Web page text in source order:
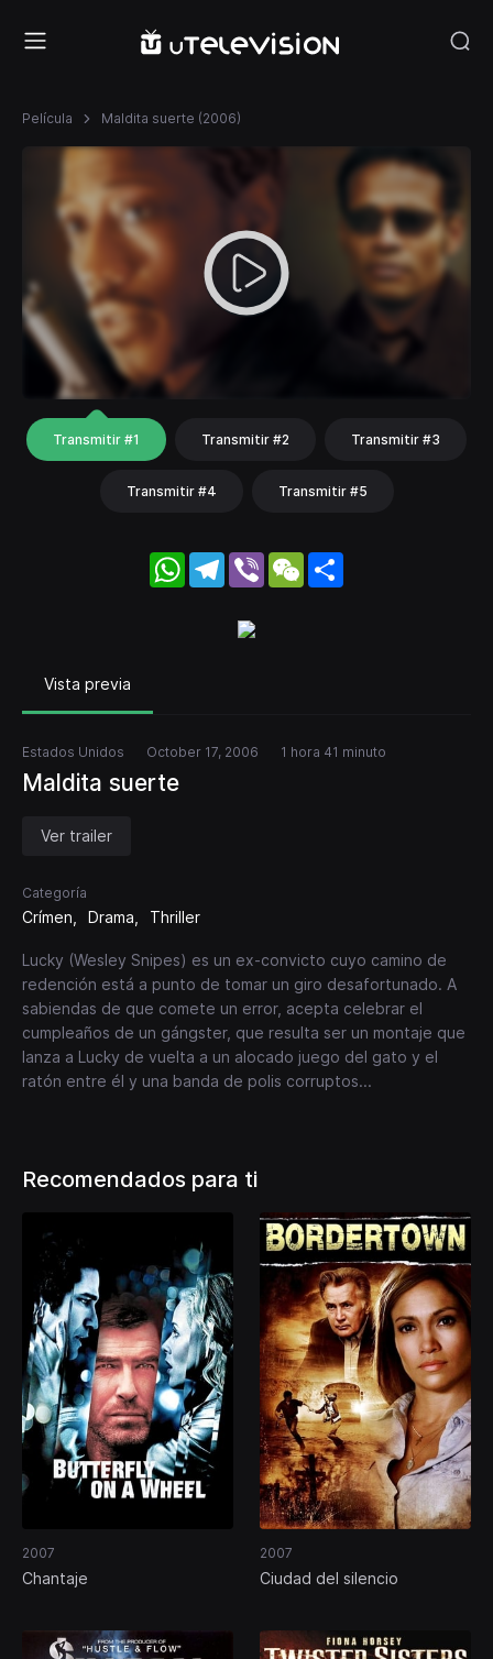
Película Maldita suerte (2006)
Transmitir #1 Transmitir #2 Transmitir #3
Transmitir #4 Transmitir #5
WhatsApp
Telegram
Viber WeChat
Vista previa
Estados Unidos October 17, 2006 1 hora 41 minuto
Maldita suerte
Ver trailer
Categoría
Crímen Drama Thriller
Lucky (Wesley Snipes) es un ex-convicto cuyo camino de
redención está a punto de tomar un giro desafortunado. A
sabiendas de que comete un error, acepta celebrar el
cumpleaños de un gángster, que resulta ser un montaje que
lanza a Lucky de vuelta a un alocado juego del gato y el
ratón entre él y una banda de polis corruptos...
Recomendados para ti
2007
Chantaje
2007
Ciudad del silencio